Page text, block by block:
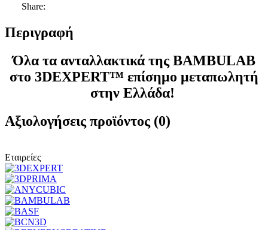
Share:
Περιγραφή
Όλα τα ανταλλακτικά της BAMBULAB
στο 3DEXPERT™ επίσημο μεταπωλητή
στην Ελλάδα!
Αξιολογήσεις προϊόντος (0)
Εταιρείες